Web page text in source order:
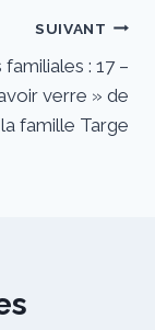
SUIVANT
familiales : 17 –
verre » de
la famille Targe